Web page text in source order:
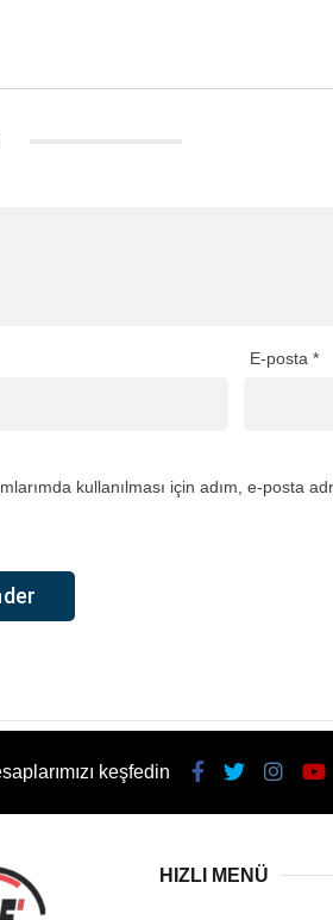
E-posta *
kullanılması için adım, e-posta
keşfedin
HIZLI MENÜ